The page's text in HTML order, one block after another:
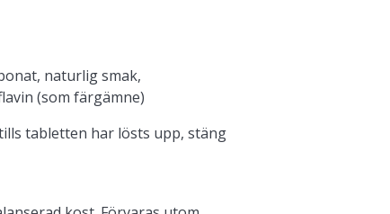
naturlig smak,
(som färgämne)
tabletten har lösts upp, stäng